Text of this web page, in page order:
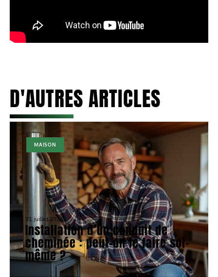
D'AUTRES ARTICLES
MAISON
31 juillet 2026
Installation d’un conduit de
cheminée : peut-on le faire soi-
même ?